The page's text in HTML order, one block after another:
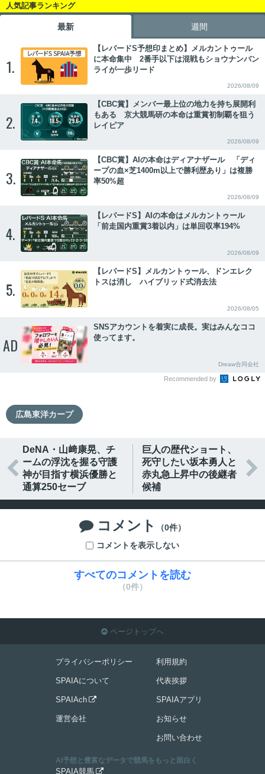
人気記事ランキング
最新 週間
1.
【レパードS予想印まとめ】メルカントゥール
に本命集中 2番手以下は混戦もショウナンバン
ライが一歩リード
2026/08/09
2.
【CBC賞】メンバー最上位の地力を持ち展開利
もある 京大競馬研の本命は重賞初制覇を狙う
レイピア
2026/08/09
3.
【CBC賞】AIの本命はディアナザール 「ディ
ープの血×芝1400m以上で勝利歴あり」は複勝
率50%超
2026/08/09
4.
【レパードS】AIの本命はメルカントゥール
「前走国内重賞3着以内」は単回収率194%
2026/08/09
5.
【レパードS】メルカントゥール、ドンエレク
トスは消し ハイブリッド式消去法
2026/08/05
AD
SNSアカウントを着実に成長。実はみんなココ
使ってます。
Dreaw合同会社
Recommended by
広島東洋カープ

DeNA・山﨑康晃、チ
ームの浮沈を握る守護
神が目指す横浜優勝と
通算250セーブ
巨人の歴代ショート、
死守したい坂本勇人と
赤丸急上昇中の後継者
候補

 コメント
（0件）
コメントを表示しない
すべてのコメントを読む
（0件）
 ページトップへ
プライバシーポリシー
SPAIAについて
SPAIAch 
運営会社
利用規約
代表挨拶
SPAIAアプリ
お知らせ
お問い合わせ
AI予想と豊富なデータで競馬をもっと面白く
SPAIA競馬 